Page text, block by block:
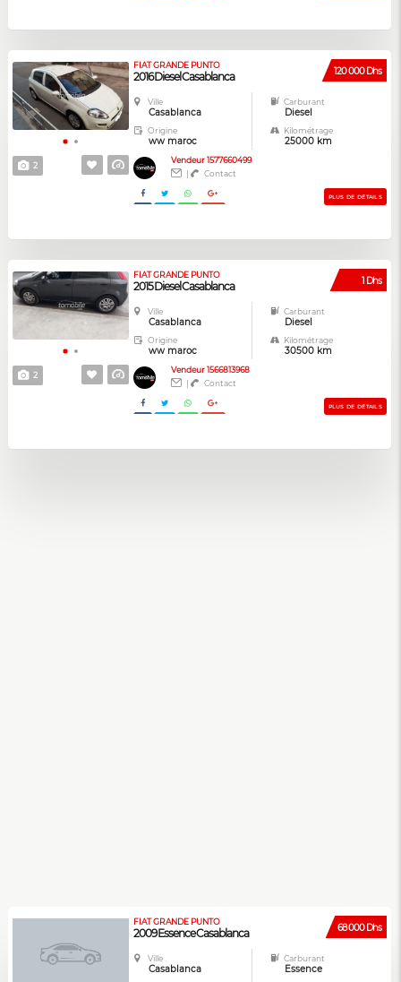
2
120 000 Dhs
FIAT GRANDE PUNTO
2016 Diesel Casablanca
Ville
Casablanca
Carburant
Diesel
Origine
ww maroc
Kilométrage
25000 km
Vendeur 1577660499
|
Contact
PLUS DE DÉTAILS
2
1 Dhs
FIAT GRANDE PUNTO
2015 Diesel Casablanca
Ville
Casablanca
Carburant
Diesel
Origine
ww maroc
Kilométrage
30500 km
Vendeur 1566813968
|
Contact
PLUS DE DÉTAILS
68 000 Dhs
FIAT GRANDE PUNTO
2009 Essence Casablanca
Ville
Casablanca
Carburant
Essence